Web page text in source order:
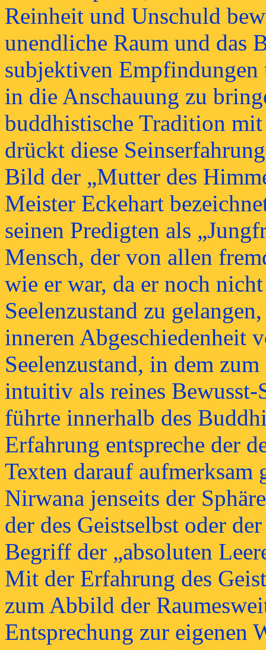
Reinheit und Unschuld
unendliche Raum und das
subjektiven Empfindungen
in die Anschauung zu
buddhistische Tradition
drückt diese
Bild der „Mutter des
Meister Eckehart
seinen Predigten als
Mensch, der von allen
wie er war, da er noch
Seelenzustand zu
inneren Abgeschiedenheit
Seelenzustand, in dem
intuitiv als reines
führte innerhalb des
Erfahrung entspreche der
Texten darauf aufmerksam
Nirwana jenseits der
der des Geistselbst oder
Begriff der „absoluten
Mit der Erfahrung des
zum Abbild der
Entsprechung zur eigenen